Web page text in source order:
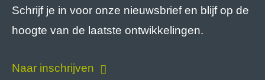
Schrijf je in voor onze nieuwsbrief en blijf op de
hoogte van de laatste ontwikkelingen.
Naar inschrijven